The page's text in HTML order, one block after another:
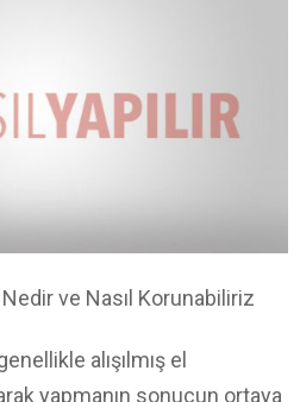
ve Nasıl Korunabiliriz
alışılmış el
yapmanın sonucun ortaya